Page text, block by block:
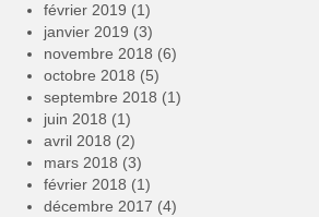
février 2019 (1)
janvier 2019 (3)
novembre 2018 (6)
octobre 2018 (5)
septembre 2018 (1)
juin 2018 (1)
avril 2018 (2)
mars 2018 (3)
février 2018 (1)
décembre 2017 (4)